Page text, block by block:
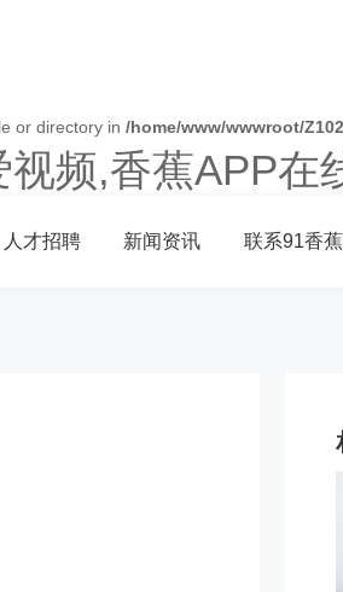
or directory in /home/www/wwwroot/
频,香蕉APP在
人才招聘 新闻资讯 联系91香